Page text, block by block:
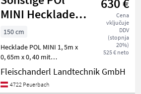
traktorje
/
Sonstige
MINI Hecklade,
1.5m x 0,65m x
040 mit Bordwa
Cena
vključuje
DDV
(stopnja
20%)
525 € neto
150 cm
Hecklade POL MINI 1, 5m x
0, 65m x 0, 40 mit
Bordwand, mechanisch
kippbar, prompt verfügbar
Dodatna oprema za
Fleischanderl Landtechnik GmbH
4722 Peuerbach